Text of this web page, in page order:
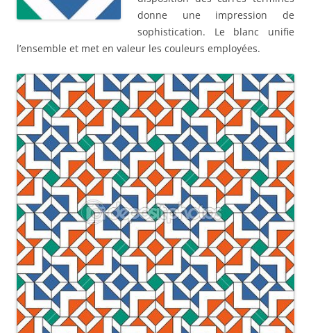
donne une impression de
sophistication. Le blanc unifie
l’ensemble et met en valeur les couleurs employées.